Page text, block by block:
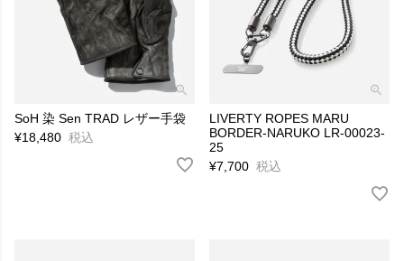
SoH 染 Sen TRAD レザー手袋
¥18,480 税込
LIVERTY ROPES MARU
BORDER-NARUKO LR-00023-
25
¥7,700 税込